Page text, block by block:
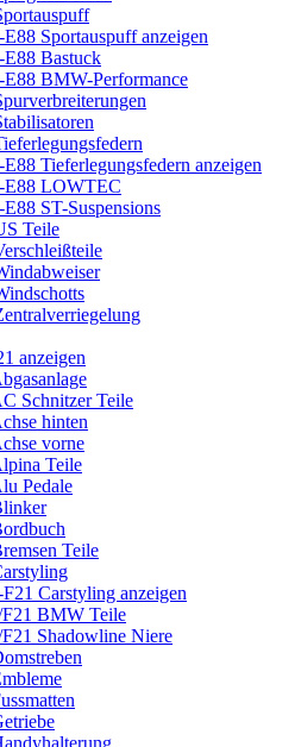
Sportauspuff anzeigen
E88 Bastuck
E88 BMW-Performance
Tieferlegungsfedern anzeigen
E88 LOWTEC
ST-Suspensions
Teile
anzeigen
Schnitzer Teile
hinten
vorne
Teile
Pedale
Teile
Carstyling anzeigen
BMW Teile
Shadowline Niere